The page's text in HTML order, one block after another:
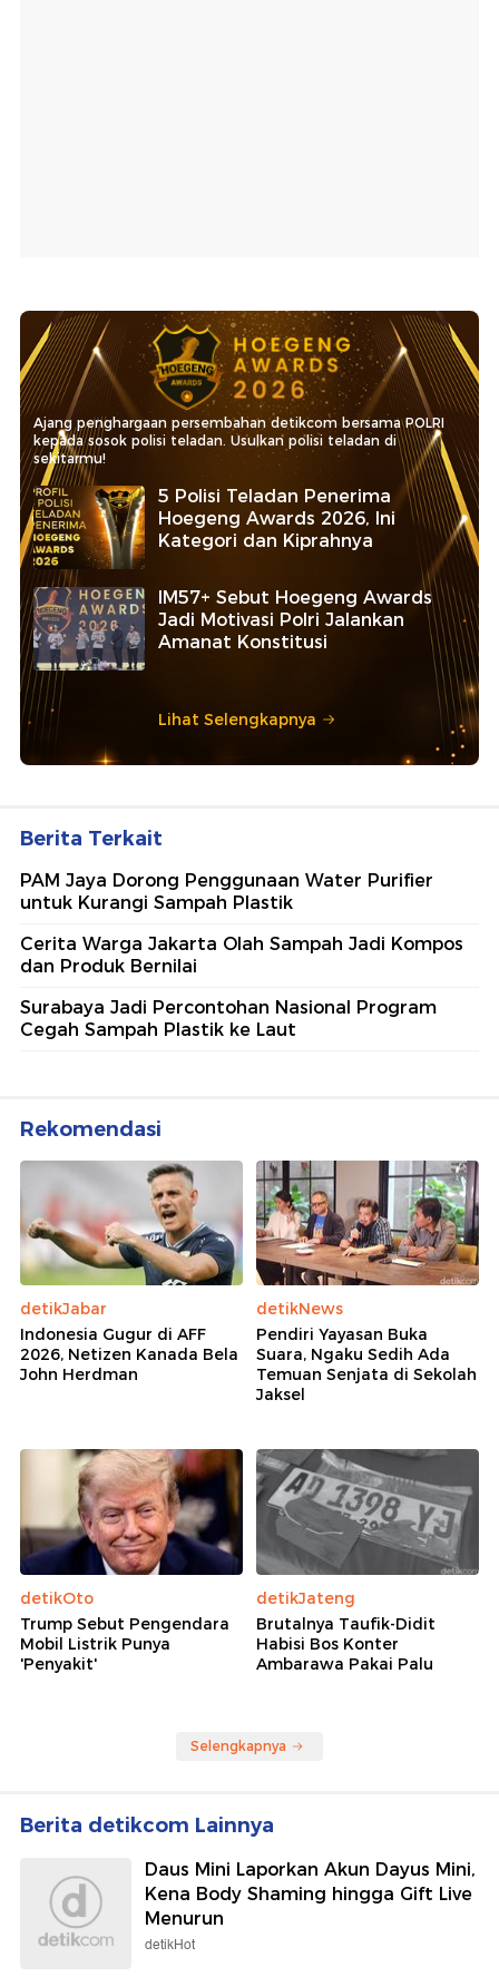
Ajang penghargaan persembahan detikcom bersama POLRI
kepada sosok polisi teladan. Usulkan polisi teladan di
sekitarmu!
5 Polisi Teladan Penerima
Hoegeng Awards 2026, Ini
Kategori dan Kiprahnya
IM57+ Sebut Hoegeng Awards
Jadi Motivasi Polri Jalankan
Amanat Konstitusi
Lihat Selengkapnya
Berita Terkait
PAM Jaya Dorong Penggunaan Water Purifier
untuk Kurangi Sampah Plastik
Cerita Warga Jakarta Olah Sampah Jadi Kompos
dan Produk Bernilai
Surabaya Jadi Percontohan Nasional Program
Cegah Sampah Plastik ke Laut
Rekomendasi
detikJabar
Indonesia Gugur di AFF
2026, Netizen Kanada Bela
John Herdman
detikNews
Pendiri Yayasan Buka
Suara, Ngaku Sedih Ada
Temuan Senjata di Sekolah
Jaksel
detikOto
Trump Sebut Pengendara
Mobil Listrik Punya
'Penyakit'
detikJateng
Brutalnya Taufik-Didit
Habisi Bos Konter
Ambarawa Pakai Palu
Selengkapnya
Berita detikcom Lainnya
Daus Mini Laporkan Akun Dayus Mini,
Kena Body Shaming hingga Gift Live
Menurun
detikHot